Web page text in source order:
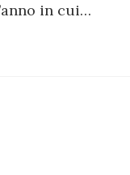
in cui…